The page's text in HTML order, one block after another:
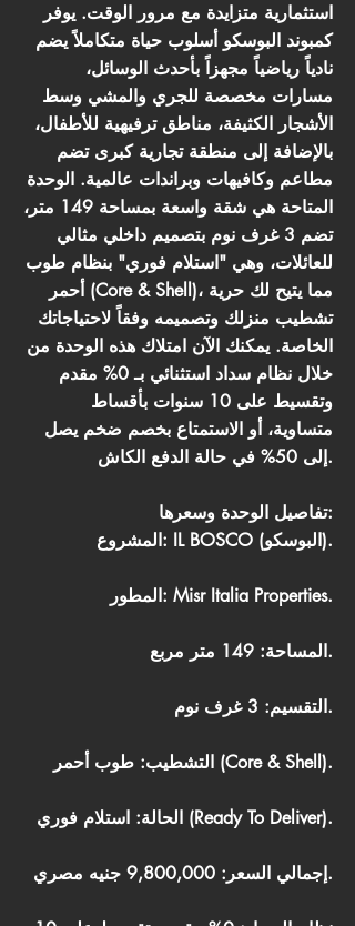
استثمارية متزايدة مع مرور الوقت. يوفر
كمبوند البوسكو أسلوب حياة متكاملاً يضم
نادياً رياضياً مجهزاً بأحدث الوسائل،
مسارات مخصصة للجري والمشي وسط
الأشجار الكثيفة، مناطق ترفيهية للأطفال،
بالإضافة إلى منطقة تجارية كبرى تضم
مطاعم وكافيهات وبراندات عالمية. الوحدة
المتاحة هي شقة واسعة بمساحة 149 متر،
تضم 3 غرف نوم بتصميم داخلي مثالي
للعائلات، وهي "استلام فوري" بنظام طوب
أحمر (Core & Shell)، مما يتيح لك حرية
تشطيب منزلك وتصميمه وفقاً لاحتياجاتك
الخاصة. يمكنك الآن امتلاك هذه الوحدة من
خلال نظام سداد استثنائي بـ 0% مقدم
وتقسيط على 10 سنوات بأقساط
متساوية، أو الاستمتاع بخصم ضخم يصل
إلى 50% في حالة الدفع الكاش.
تفاصيل الوحدة وسعرها:
المشروع: IL BOSCO (البوسكو).
المطور: Misr Italia Properties.
المساحة: 149 متر مربع.
التقسيم: 3 غرف نوم.
التشطيب: طوب أحمر (Core & Shell).
الحالة: استلام فوري (Ready To Deliver).
إجمالي السعر: 9,800,000 جنيه مصري.